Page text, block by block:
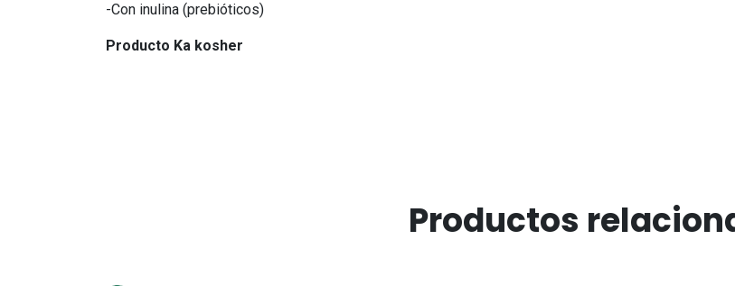
-Con inulina (prebióticos)
Producto Ka kosher
Productos